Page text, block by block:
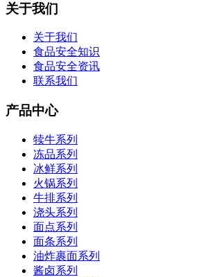
关于我们
关于我们
食品安全知识
食品安全资讯
联系我们
产品中心
犊牛系列
冻品系列
冰鲜系列
火锅系列
牛排系列
浇头系列
面点系列
面条系列
油炸裹面系列
酱卤系列